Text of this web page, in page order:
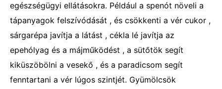
egészségügyi ellátásokra. Például a spenót növeli a
tápanyagok felszívódását , és csökkenti a vér cukor ,
sárgarépa javítja a látást , cékla lé javítja az
epehólyag és a májműködést , a sütőtök segít
kiküszöbölni a vesekő , és a paradicsom segít
fenntartani a vér lúgos szintjét. Gyümölcsök